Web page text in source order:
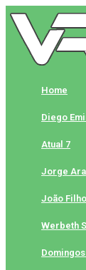
Skip
to
content
Home
Diego
Atual 7
Jorge
João Filho
Werbeth